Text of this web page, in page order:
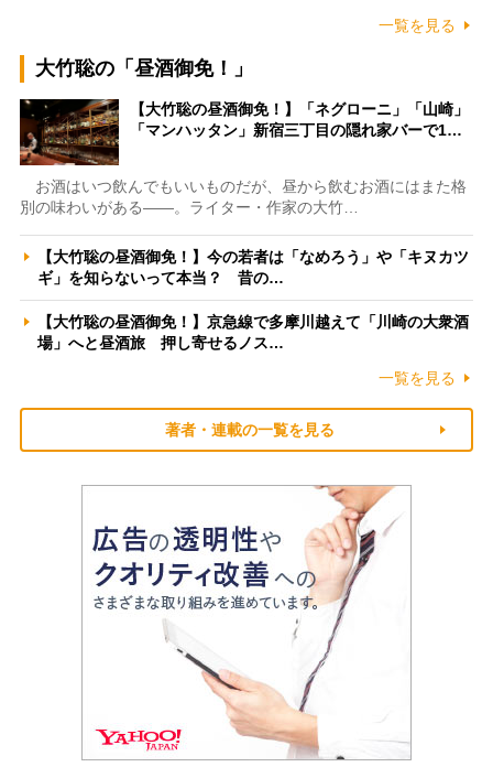
一覧を見る
大竹聡の「昼酒御免！」
【大竹聡の昼酒御免！】「ネグローニ」「山崎」
「マンハッタン」新宿三丁目の隠れ家バーで1…
お酒はいつ飲んでもいいものだが、昼から飲むお酒にはまた格
別の味わいがある――。ライター・作家の大竹…
【大竹聡の昼酒御免！】今の若者は「なめろう」や「キヌカツ
ギ」を知らないって本当？ 昔の…
【大竹聡の昼酒御免！】京急線で多摩川越えて「川崎の大衆酒
場」へと昼酒旅 押し寄せるノス…
一覧を見る
著者・連載の一覧を見る